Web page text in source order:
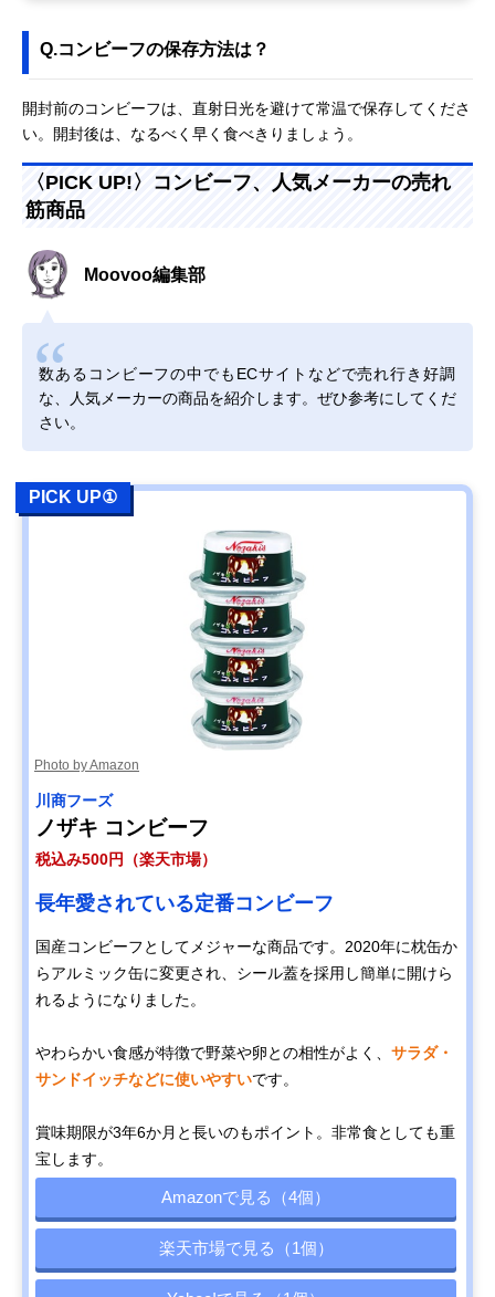
Q.コンビーフの保存方法は？
開封前のコンビーフは、直射日光を避けて常温で保存してくださ
い。開封後は、なるべく早く食べきりましょう。
〈PICK UP!〉コンビーフ、人気メーカーの売れ
筋商品
Moovoo編集部
数あるコンビーフの中でもECサイトなどで売れ行き好調
な、人気メーカーの商品を紹介します。ぜひ参考にしてくだ
さい。
PICK UP①
Photo by Amazon
川商フーズ
ノザキ コンビーフ
税込み500円（楽天市場）
長年愛されている定番コンビーフ
国産コンビーフとしてメジャーな商品です。2020年に枕缶か
らアルミック缶に変更され、シール蓋を採用し簡単に開けら
れるようになりました。
やわらかい食感が特徴で野菜や卵との相性がよく、 サラダ・
サンドイッチなどに使いやすいです。
賞味期限が3年6か月と長いのもポイント。非常食としても重
宝します。
Amazonで見る（4個）
楽天市場で見る（1個）